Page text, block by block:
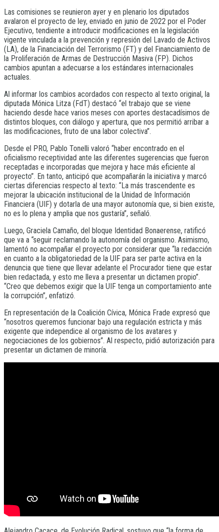
Las comisiones se reunieron ayer y en plenario los diputados
avalaron el proyecto de ley, enviado en junio de 2022 por el Poder
Ejecutivo, tendiente a introducir modificaciones en la legislación
vigente vinculada a la prevención y represión del Lavado de Activos
(LA), de la Financiación del Terrorismo (FT) y del Financiamiento de
la Proliferación de Armas de Destrucción Masiva (FP). Dichos
cambios apuntan a adecuarse a los estándares internacionales
actuales.
Al informar los cambios acordados con respecto al texto original, la
diputada Mónica Litza (FdT) destacó “el trabajo que se viene
haciendo desde hace varios meses con aportes destacadísimos de
distintos bloques, con diálogo y apertura, que nos permitió arribar a
las modificaciones, fruto de una labor colectiva”.
Desde el PRO, Pablo Tonelli valoró “haber encontrado en el
oficialismo receptividad ante las diferentes sugerencias que fueron
receptadas e incorporadas que mejora y hace más eficiente al
proyecto”. En tanto, anticipó que acompañarán la iniciativa y marcó
ciertas diferencias respecto al texto: “La más trascendente es
mejorar la ubicación institucional de la Unidad de Información
Financiera (UIF) y dotarla de una mayor autonomía que, si bien existe,
no es lo plena y amplia que nos gustaría”, señaló.
Luego, Graciela Camaño, del bloque Identidad Bonaerense, ratificó
que va a “seguir reclamando la autonomía del organismo. Asimismo,
lamentó no acompañar el proyecto por considerar que “la redacción
en cuanto a la obligatoriedad de la UIF para ser parte activa en la
denuncia que tiene que llevar adelante el Procurador tiene que estar
bien redactada, y esto me lleva a presentar un dictamen propio”.
“Creo que debemos exigir que la UIF tenga un comportamiento ante
la corrupción”, enfatizó.
En representación de la Coalición Cívica, Mónica Frade expresó que
“nosotros queremos funcionar bajo una regulación estricta y más
exigente que independice al organismo de los avatares y
negociaciones de los gobiernos”. Al respecto, pidió autorización para
presentar un dictamen de minoría.